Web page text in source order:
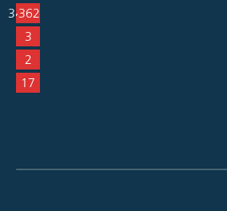
3٬362
3
2
17